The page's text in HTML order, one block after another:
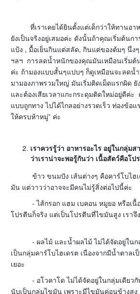
ที่เราเคยได้ยินตั้งแต่เด็กว่าให้ทานอาห
ยังเป็นจริงอยู่เสมอค่ะ ดังนั้นถ้าคุณเริ่มต้นก
แป้ง , มื้อเย็นกินแต่สลัด, กินแต่ของต้มๆ นึ่ง
ฯลฯ การลดน้ำหนักของคุณมันเหมือนเริ่มต้
ค่ะ ถ้ามองแบบสั้นๆแปบๆ ก็ดูเหมือนจะลดน้
มามองภาพรวมใหญ่ มันเริ่มติดเม็ดแรกผิด ยั
และต้องเสียเวลาแกะกระดุมติดใหม่อยู่ดีค่ะ
แบบถูกทาง ไปได้ไกลอย่างรวดเร็ว ท่องข้อ
ให้ครบห้าหมู่” ค่ะ
เราควรรู้ว่า อาหารอะไร อยู่ในกลุ่ม
ว่าเราน่าจะพอรู้กันว่า เนื้อสัตว์คือโป
ข้าว ขนมปัง เส้นต่างๆ คือคาร์โบไฮเ
มัน แต่วาวว่าอาจจะมีคนไม่รู้สิ่งต่อไปนี้ค่ะ
- ไส้กรอก แฮม เบคอน หมูยอ หรือเนื้อ
โปรตีนก็จริง แต่เป็นโปรตีนที่ไขมันสูง เรา
- ผลไม้ และน้ำผลไม้ ไม่ได้จัดอยู่ในกลุ่
เป็นกลุ่มคาร์โบไฮเดรต เนื่องจากมีน้ำตาล
เยอะ
- อโวคาโด ไม่ได้จัดอยู่ในกลุ่มเดียวกับ
นับเป็นกลุ่มไขมัน เพราะมีไขมันค่อนข้างสูง